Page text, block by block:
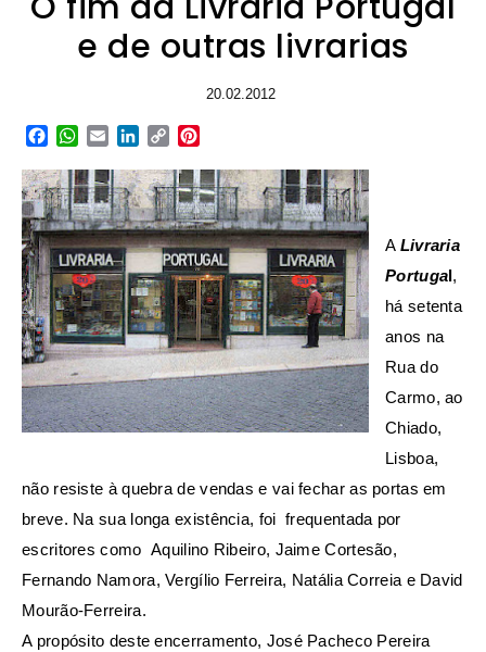
e de outras livrarias
20.02.2012
Facebook
WhatsApp
EmailLinkedIn
Copy
A Livraria
Portugal,
há setenta
anos na
Rua do
Carmo, ao
Chiado,
Lisboa,
não resiste à quebra de vendas e vai fechar as portas em
breve. Na sua longa existência, foi frequentada por
escritores como Aquilino Ribeiro, Jaime Cortesão,
Fernando Namora, Vergílio Ferreira, Natália Correia e David
Mourão-Ferreira.
A propósito deste encerramento, José Pacheco Pereira